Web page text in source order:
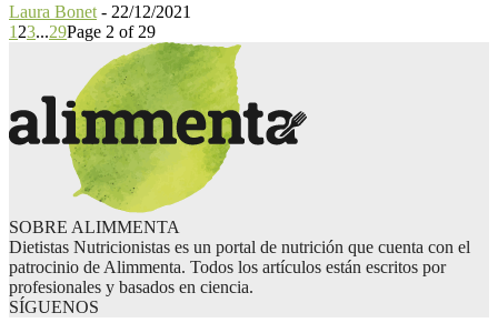
Laura Bonet - 22/12/2021
1 23...29Page 2 of 29
SOBRE ALIMMENTA
Dietistas Nutricionistas es un portal de nutrición que cuenta con el
patrocinio de Alimmenta. Todos los artículos están escritos por
profesionales y basados en ciencia.
SÍGUENOS